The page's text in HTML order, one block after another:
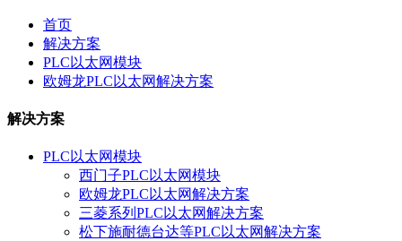
首页
解决方案
PLC以太网模块
欧姆龙PLC以太网解决方案
解决方案
PLC以太网模块
西门子PLC以太网模块
欧姆龙PLC以太网解决方案
三菱系列PLC以太网解决方案
松下施耐德台达等PLC以太网解决方案